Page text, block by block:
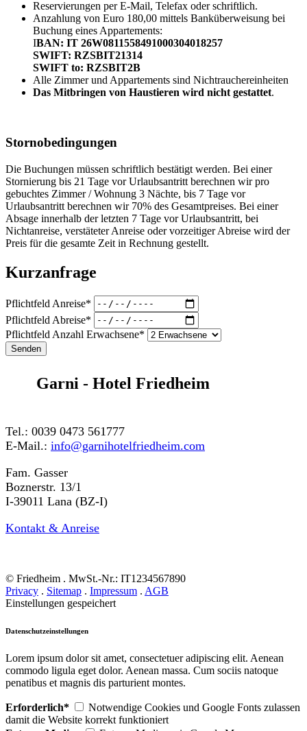
Reservierungen per E-Mail, Telefax oder schriftlich.
Anzahlung von Euro 180,00 mittels Banküberweisung bei
Buchung eines Appartements:
IBAN: IT 26W0811558491000304018257
SWIFT: RZSBIT21314
SWIFT to: RZSBIT2B
Alle Zimmer und Appartements sind Nichtrauchereinheiten
Das Mitbringen von Haustieren wird nicht gestattet.
Stornobedingungen
Die Buchungen müssen schriftlich bestätigt werden. Bei einer
Stornierung bis 21 Tage vor Urlaubsantritt berechnen wir pro
gebuchtes Zimmer / Wohnung 3 Nächte, bis 7 Tage vor
Urlaubsantritt berechnen wir 70% des Gesamtpreises. Bei einer
Absage innerhalb der letzten 7 Tage vor Urlaubsantritt, bei
Nichtanreise, verstäteter Anreise oder vorzeitiger Abreise wird der
Preis für die gesamte Zeit in Rechnung gestellt.
Kurzanfrage
Pflichtfeld Anreise*
Pflichtfeld Abreise*
Pflichtfeld Anzahl Erwachsene*
Senden
Garni - Hotel Friedheim
Tel.: 0039 0473 561777
E-Mail.: info@garnihotelfriedheim.com
Fam. Gasser
Boznerstr. 13/1
I-39011 Lana (BZ-I)
Kontakt & Anreise
© Friedheim . MwSt.-Nr.: IT1234567890
Privacy . Sitemap . Impressum . AGB
Einstellungen gespeichert
Datenschutzeinstellungen
Lorem ipsum dolor sit amet, consectetuer adipiscing elit. Aenean
commodo ligula eget dolor. Aenean massa. Cum sociis natoque
penatibus et magnis dis parturient montes.
Erforderlich*
Notwendige Cookies und Google Fonts zulassen
damit die Website korrekt funktioniert